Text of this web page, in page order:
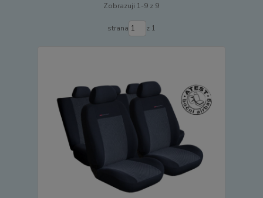
Zobrazuji 1-9 z 9
strana z 1